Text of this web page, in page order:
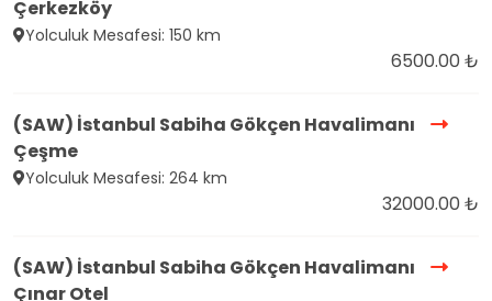
Çerkezköy
Yolculuk Mesafesi: 150 km
6500.00 ₺
(SAW) İstanbul Sabiha Gökçen Havalimanı
Çeşme
Yolculuk Mesafesi: 264 km
32000.00 ₺
(SAW) İstanbul Sabiha Gökçen Havalimanı
Çınar Otel